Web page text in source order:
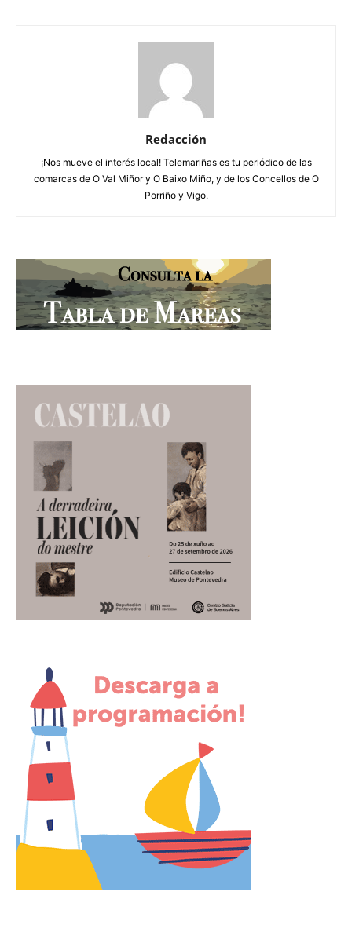
Redacción
¡Nos mueve el interés local! Telemariñas es tu periódico de las
comarcas de O Val Miñor y O Baixo Miño, y de los Concellos de O
Porriño y Vigo.